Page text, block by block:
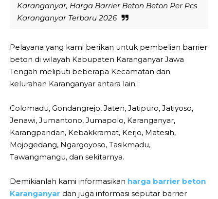
Karanganyar, Harga Barrier Beton Beton Per Pcs
Karanganyar Terbaru 2026
Pelayana yang kami berikan untuk pembelian barrier
beton di wilayah Kabupaten Karanganyar Jawa
Tengah meliputi beberapa Kecamatan dan
kelurahan Karanganyar antara lain :
Colomadu, Gondangrejo, Jaten, Jatipuro, Jatiyoso,
Jenawi, Jumantono, Jumapolo, Karanganyar,
Karangpandan, Kebakkramat, Kerjo, Matesih,
Mojogedang, Ngargoyoso, Tasikmadu,
Tawangmangu, dan sekitarnya.
Demikianlah kami informasikan harga barrier beton
Karanganyar dan juga informasi seputar barrier